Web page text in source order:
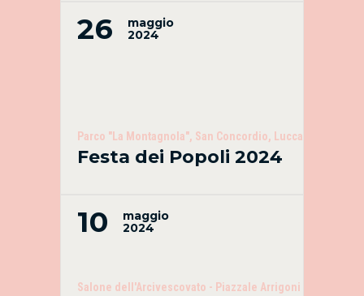
26
maggio
2024
Parco "La Montagnola", San Concordio, Lucca
Festa dei Popoli 2024
10
maggio
2024
Salone dell'Arcivescovato - Piazzale Arrigoni